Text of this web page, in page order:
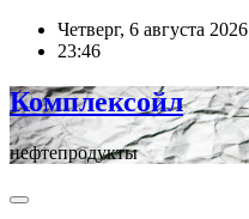
ПерейтиЧетверг, 6 августа 2026
23:46
Комплексойл
нефтепродукты